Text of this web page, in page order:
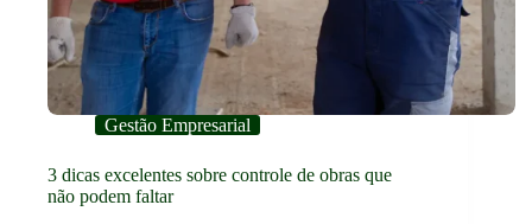
Gestão Empresarial
3 dicas excelentes sobre controle de obras que
não podem faltar